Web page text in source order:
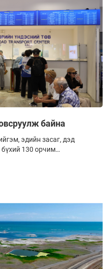
байна
эдийн засаг, дэд
бүхий 130 орчим
гэнэ.